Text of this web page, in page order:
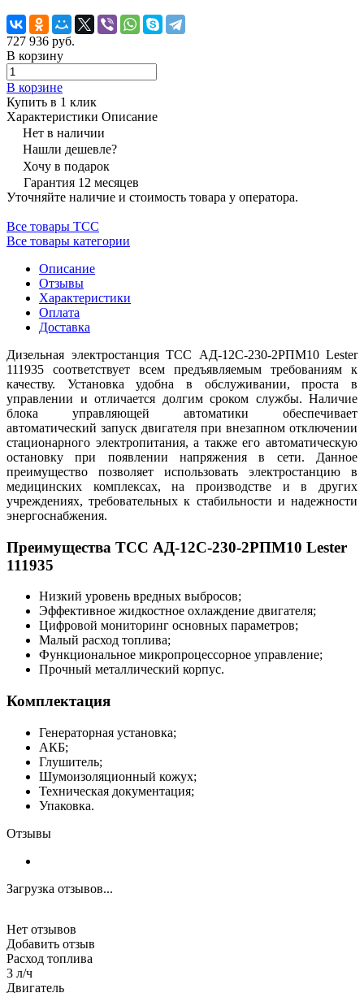
727 936 руб.
В корзину
В корзине
Купить в 1 клик
Характеристики Описание
Нет в наличии
Нашли дешевле?
Хочу в подарок
Гарантия 12 месяцев
Уточняйте наличие и стоимость товара у оператора.
Все товары ТСС
Все товары категории
Описание
Отзывы
Характеристики
Оплата
Доставка
Дизельная электростанция ТСС АД-12С-230-2РПМ10 Lester
111935 соответствует всем предъявляемым требованиям к
качеству. Установка удобна в обслуживании, проста в
управлении и отличается долгим сроком службы. Наличие
блока управляющей автоматики обеспечивает
автоматический запуск двигателя при внезапном отключении
стационарного электропитания, а также его автоматическую
остановку при появлении напряжения в сети. Данное
преимущество позволяет использовать электростанцию в
медицинских комплексах, на производстве и в других
учреждениях, требовательных к стабильности и надежности
энергоснабжения.
Преимущества ТСС АД-12С-230-2РПМ10 Lester
111935
Низкий уровень вредных выбросов;
Эффективное жидкостное охлаждение двигателя;
Цифровой мониторинг основных параметров;
Малый расход топлива;
Функциональное микропроцессорное управление;
Прочный металлический корпус.
Комплектация
Генераторная установка;
АКБ;
Глушитель;
Шумоизоляционный кожух;
Техническая документация;
Упаковка.
Отзывы
Загрузка отзывов...
Нет отзывов
Добавить отзыв
Расход топлива
3 л/ч
Двигатель